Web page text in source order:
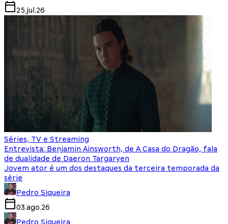
25.jul.26
Séries, TV e Streaming
Entrevista: Benjamin Ainsworth, de A Casa do Dragão, fala
de dualidade de Daeron Targaryen
Jovem ator é um dos destaques da terceira temporada da
série
Pedro Siqueira
03.ago.26
Pedro Siqueira